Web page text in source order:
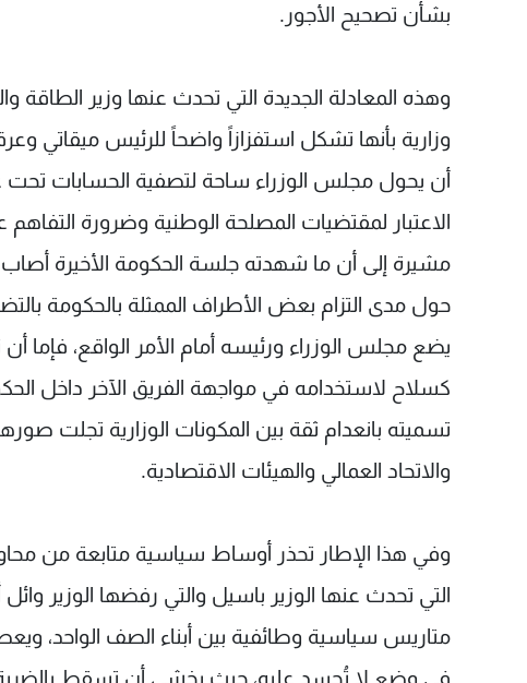
بشأن تصحيح الأجور.
وهذه المعادلة الجديدة التي تحدث عنها وزير الطاقة
وزارية بأنها تشكل استفزازاً واضحاً للرئيس ميقاتي
أن يحول مجلس الوزراء ساحة لتصفية الحسابات
الاعتبار لمقتضيات المصلحة الوطنية وضرورة
مشيرة إلى أن ما شهدته جلسة الحكومة الأخيرة أصاب
حول مدى التزام بعض الأطراف الممثلة بالحكومة
يضع مجلس الوزراء ورئيسه أمام الأمر الواقع، فإما أن
كسلاح لاستخدامه في مواجهة الفريق الآخر داخل
تسميته بانعدام ثقة بين المكونات الوزارية تجلت
والاتحاد العمالي والهيئات الاقتصادية.
وفي هذا الإطار تحذر أوساط سياسية متابعة من محاولة
التي تحدث عنها الوزير باسيل والتي رفضها الوزير
متاريس سياسية وطائفية بين أبناء الصف الواحد،